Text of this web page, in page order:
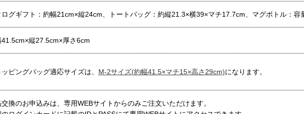
ログギフト：約幅21cm×縦24cm、トートバッグ：約縦21.3×横39×マチ17.7cm、マグボトル：容
41.5cm×縦27.5cm×厚さ6cm
ッピングバッグ適応サイズは、 M-2サイズ(約幅41.5×マチ15×高さ29cm)になります。
換のお申込みは、専用WEBサイトからのみご注文いただけます。